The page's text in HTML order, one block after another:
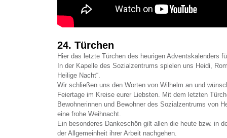
24. Türchen
Hier das letzte Türchen des heurigen Adventskalenders
In der Kapelle des Sozialzentrums spielen uns Heidi,
Heilige Nacht“.
Wir schließen uns den Worten von Wilhelm an und
Feiertage im Kreise eurer Liebsten. Mit dem letzten
Bewohnerinnen und Bewohner des Sozialzentrums von
eine frohe Weihnacht.
Ein besonderes Dankeschön gilt allen die heute bzw. in
der Allgemeinheit ihrer Arbeit nachgehen.